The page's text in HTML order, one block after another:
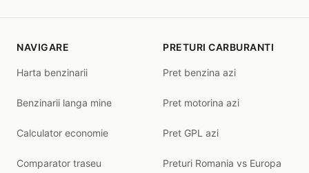
NAVIGARE
Harta benzinarii
Benzinarii langa mine
Calculator economie
Comparator traseu
PRETURI CARBURANTI
Pret benzina azi
Pret motorina azi
Pret GPL azi
Preturi Romania vs Europa